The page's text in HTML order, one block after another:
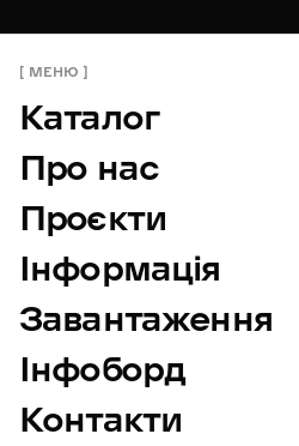
МЕНЮ
Каталог
Про нас
Проєкти
Інформація
Завантаження
Інфоборд
Контакти